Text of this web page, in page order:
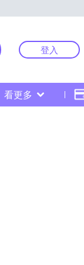
登入
看更多